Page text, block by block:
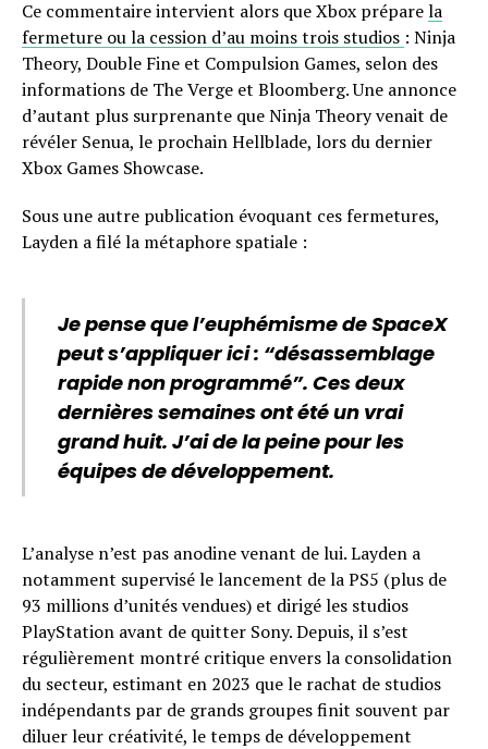
Ce commentaire intervient alors que Xbox préparela
fermeture ou la cession d’au moins trois studios : Ninja
Theory, Double Fine et Compulsion Games, selon des
informations de The Verge et Bloomberg. Une annonce
d’autant plus surprenante que Ninja Theory venait de
révéler Senua, le prochain Hellblade, lors du dernier
Xbox Games Showcase.
Sous une autre publication évoquant ces fermetures,
Layden a filé la métaphore spatiale :
Je pense que l’euphémisme de SpaceX
peut s’appliquer ici : “désassemblage
rapide non programmé”. Ces deux
dernières semaines ont été un vrai
grand huit. J’ai de la peine pour les
équipes de développement.
L’analyse n’est pas anodine venant de lui. Layden a
notamment supervisé le lancement de la PS5 (plus de
93 millions d’unités vendues) et dirigé les studios
PlayStation avant de quitter Sony. Depuis, il s’est
régulièrement montré critique envers la consolidation
du secteur, estimant en 2023 que le rachat de studios
indépendants par de grands groupes finit souvent par
diluer leur créativité, le temps de développement